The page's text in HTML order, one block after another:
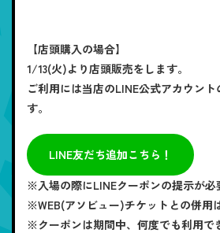
【店頭購入の場合】
1/13(火)より店頭販売をします。
ご利用には当店のLINE公式アカウン
す。
LINE友だち追加こちら！
※入場の際にLINEクーポンの提示が必
※WEB(アソビュー)チケットとの併用
※クーポンは期間中、何度でも利用で